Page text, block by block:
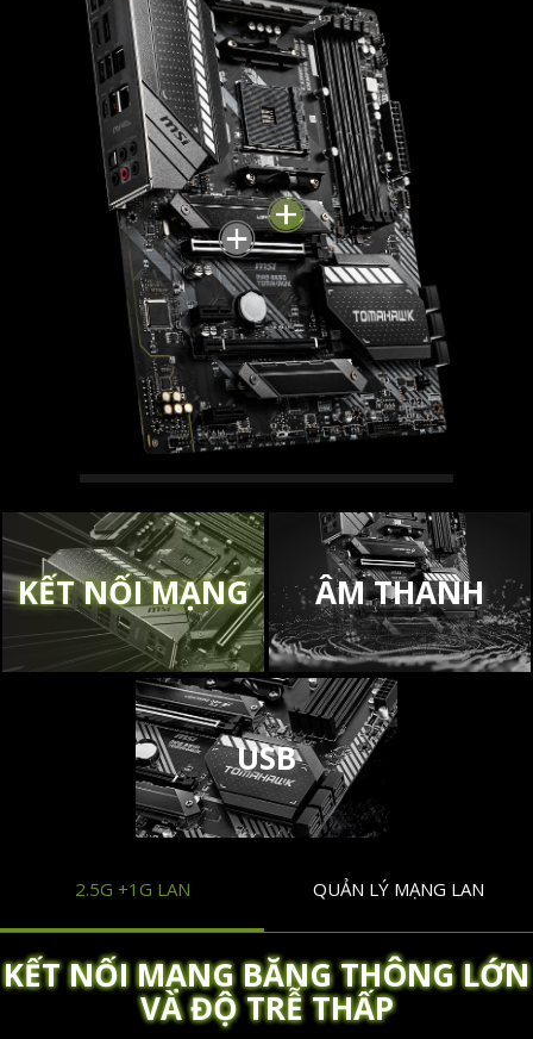
LIGHTNING GEN 4 M.2
Sử dụng bộ xử lý Ryzen thế hệ thứ
3, bo mạch chủ MSI B550 có
Lightning Gen 4 M.2 mới nhất, là
giải pháp lưu trữ trên bo mạch
nhanh nhất trên thị trường với tốc
độ truyền lên tới 64 Gb / s.
KẾT NỐI MẠNG ÂM THANH
USB
2.5G +1G LAN QUẢN LÝ MẠNG LAN
KẾT NỐI MẠNG BĂNG THÔNG LỚN
VÀ ĐỘ TRỄ THẤP